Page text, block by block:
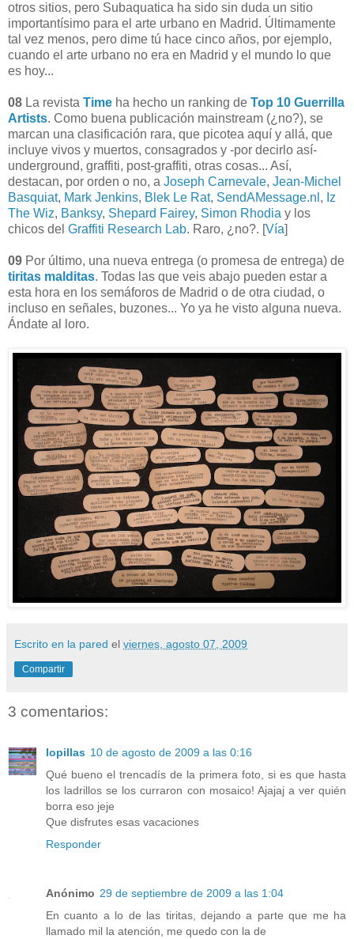
otros sitios, pero Subaquatica ha sido sin duda un sitio
importantísimo para el arte urbano en Madrid. Últimamente
tal vez menos, pero dime tú hace cinco años, por ejemplo,
cuando el arte urbano no era en Madrid y el mundo lo que
es hoy...
08 La revista Time ha hecho un ranking de Top 10 Guerrilla
Artists. Como buena publicación mainstream (¿no?), se
marcan una clasificación rara, que picotea aquí y allá, que
incluye vivos y muertos, consagrados y -por decirlo así-
underground, graffiti, post-graffiti, otras cosas... Así,
destacan, por orden o no, a Joseph Carnevale, Jean-Michel
Basquiat, Mark Jenkins, Blek Le Rat, SendAMessage.nl , Iz
The Wiz, Banksy, Shepard Fairey, Simon Rhodia y los
chicos del Graffiti Research Lab. Raro, ¿no?. [Vía]
09 Por último, una nueva entrega (o promesa de entrega) de
tiritas malditas. Todas las que veis abajo pueden estar a
esta hora en los semáforos de Madrid o de otra ciudad, o
incluso en señales, buzones... Yo ya he visto alguna nueva.
Ándate al loro.
Escrito en la pared el viernes, agosto 07, 2009
Compartir
3 comentarios:
lopillas 10 de agosto de 2009 a las 0:16
Qué bueno el trencadís de la primera foto, si es que hasta
los ladrillos se los curraron con mosaico! Ajajaj a ver quién
borra eso jeje
Que disfrutes esas vacaciones
Responder
Anónimo 29 de septiembre de 2009 a las 1:04
En cuanto a lo de las tiritas, dejando a parte que me ha
llamado mil la atención, me quedo con la de